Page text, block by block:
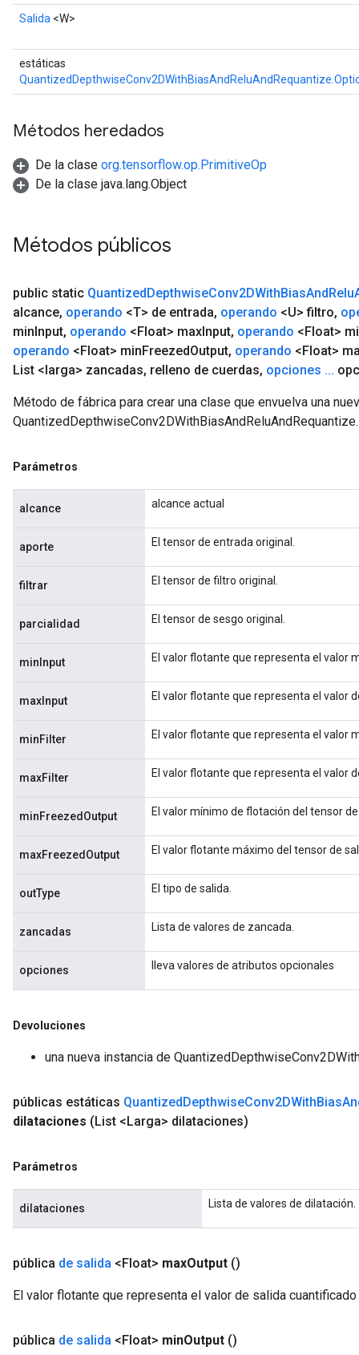
Salida <W>
estáticas
Métodos heredados
De la clase org.tensorflow.op.PrimitiveOp
De la clase java.lang.Object
Métodos públicos
public static QuantizedDepthwiseConv2DWithBiasAndRelu
alcance, operando <T> de entrada, operando <U> filtro,
minInput, operando <Float> maxInput, operando <Float>
operando <Float> minFreezedOutput, operando <Float>
List <larga> zancadas, relleno de cuerdas, opciones ...
Método de fábrica para crear una clase que envuelva una
QuantizedDepthwiseConv2DWithBiasAndReluAndRequantize.
Parámetros
alcance alcance actual
aporte El tensor de entrada original.
filtrar El tensor de filtro original.
parcialidad El tensor de sesgo original.
minInput El valor flotante que representa el valor
maxInput El valor flotante que representa el valor
minFilter El valor flotante que representa el valor
maxFilter El valor flotante que representa el valor
minFreezedOutput El valor mínimo de flotación del tensor
maxFreezedOutput El valor flotante máximo del tensor de
outType El tipo de salida.
zancadas Lista de valores de zancada.
opciones lleva valores de atributos opcionales
Devoluciones
una nueva instancia de
públicas estáticas QuantizedDepthwiseConv2DWithBias
dilataciones (List <Larga> dilataciones)
Parámetros
dilataciones Lista de valores de dilatación.
pública de salida <Float> maxOutput ()
El valor flotante que representa el valor de salida cuantificado
pública de salida <Float> minOutput ()